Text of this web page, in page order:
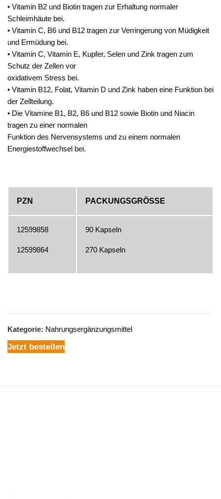
• Vitamin B2 und Biotin tragen zur Erhaltung normaler
Schleimhäute bei.
• Vitamin C, B6 und B12 tragen zur Verringerung von Müdigkeit
und Ermüdung bei.
• Vitamin C, Vitamin E, Kupfer, Selen und Zink tragen zum
Schutz der Zellen vor
oxidativem Stress bei.
• Vitamin B12, Folat, Vitamin D und Zink haben eine Funktion bei
der Zellteilung.
• Die Vitamine B1, B2, B6 und B12 sowie Biotin und Niacin
tragen zu einer normalen
Funktion des Nervensystems und zu einem normalen
Energiestoffwechsel bei.
PZN PACKUNGSGRÖSSE
12599858
12599864
90 Kapseln
270 Kapseln
Kategorie: Nahrungsergänzungsmittel
Jetzt bestellen